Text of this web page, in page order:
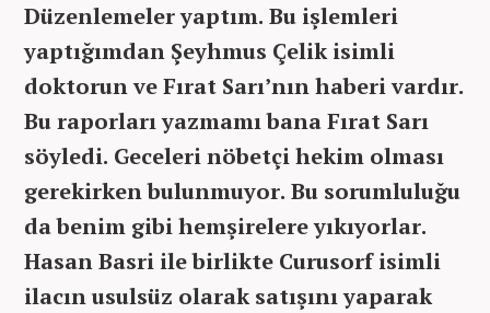
Düzenlemeler yaptım. Bu işlemleri
yaptığımdan Şeyhmus Çelik isimli
doktorun ve Fırat Sarı’nın haberi vardır.
Bu raporları yazmamı bana Fırat Sarı
söyledi. Geceleri nöbetçi hekim olması
gerekirken bulunmuyor. Bu sorumluluğu
da benim gibi hemşirelere yıkıyorlar.
Hasan Basri ile birlikte Curusorf isimli
ilacın usulsüz olarak satışını yaparak